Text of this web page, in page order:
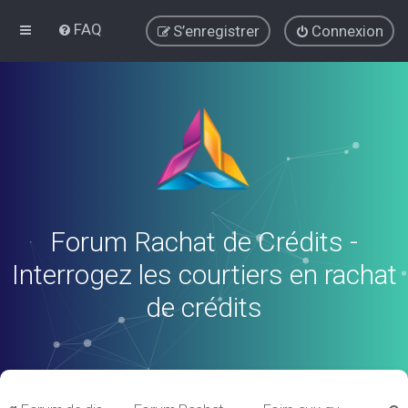
FAQ Connexion
S’enregistrer
Forum Rachat de Crédits -
Interrogez les courtiers en rachat
de crédits